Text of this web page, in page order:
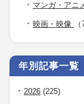
マンガ・アニ
映画・映像
年別記事一覧
2026 (225)